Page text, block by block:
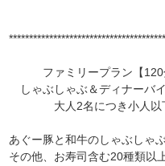
ファミリープラン【120
しゃぶしゃぶ＆ディナーバ
大人2名につき小人以下
あぐー豚と和牛のしゃぶしゃ
その他、お寿司含む20種類以